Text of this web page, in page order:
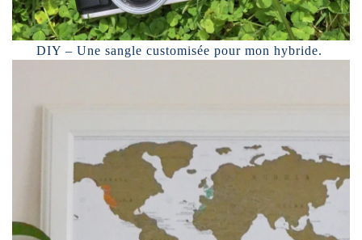
DIY – Une sangle customisée pour mon hybride.